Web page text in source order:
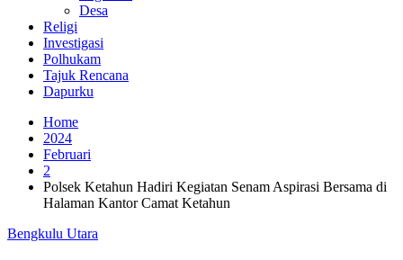
Desa
Religi
Investigasi
Polhukam
Tajuk Rencana
Dapurku
Home
2024
Februari
2
Polsek Ketahun Hadiri Kegiatan Senam Aspirasi Bersama di
Halaman Kantor Camat Ketahun
Bengkulu Utara